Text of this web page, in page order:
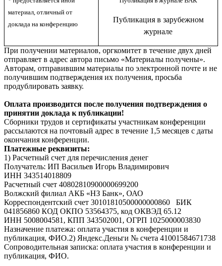
материал, отличный от
доклада на конференцию
Публикация в зарубежном
журнале
При получении материалов, оргкомитет в течение двух дней
отправляет в адрес автора письмо «Материалы получены».
Авторам, отправившим материалы по электронной почте и не
получившим подтверждения их получения, просьба
продублировать заявку.
Оплата производится после получения подтверждения о
принятии доклада к публикации!
Сборники трудов и сертификаты участникам конференции
рассылаются на почтовый адрес в течение 1,5 месяцев с даты
окончания конференции.
Платежные реквизиты:
1) Расчетный счет для перечисления денег
Получатель: ИП Васильев Игорь Владимирович
ИНН 343514018809
Расчетный счет 40802810900000699200
Волжский филиал АКБ «НЗ Банк», ОАО
Корреспондентский счет 30101810500000000860 БИК
041856860 КОД ОКПО 53564375, код ОКВЭД 65.12
ИНН 5008004581, КПП 343502001, ОГРП 1025000003830
Назначение платежа: оплата участия в конференции и
публикация, ФИО.2) Яндекс.Деньги № счета 41001584671738
Сопроводительная записка: оплата участия в конференции и
публикация, ФИО.